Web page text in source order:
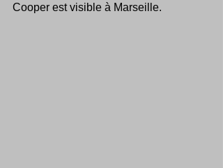
Cooper est visible à Marseille.